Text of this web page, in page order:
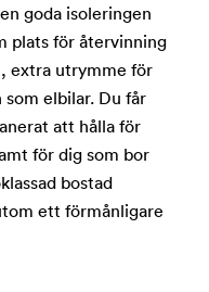
goda isoleringen
plats för återvinning
extra utrymme för
elbilar. Du får
att hålla för
för dig som bor
bostad
ett förmånligare